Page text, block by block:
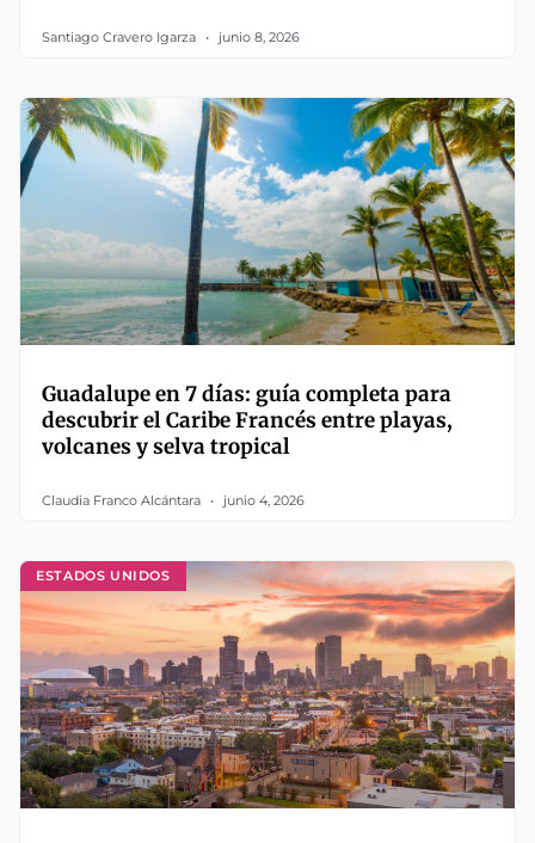
Santiago Cravero Igarza junio 8, 2026
Guadalupe en 7 días: guía completa para
descubrir el Caribe Francés entre playas,
volcanes y selva tropical
Claudia Franco Alcántara junio 4, 2026
ESTADOS UNIDOS